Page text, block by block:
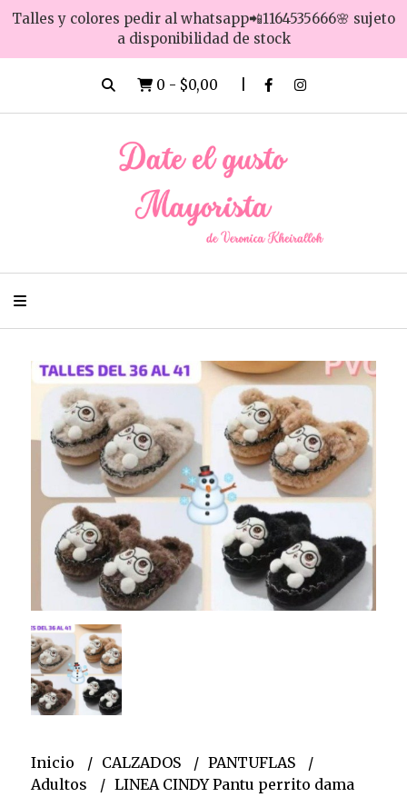
Talles y colores pedir al whatsapp📲1164535666🌸 sujeto
a disponibilidad de stock
0 - $0,00
Inicio CALZADOS
PANTUFLAS
Adultos
LINEA CINDY Pantu perrito dama